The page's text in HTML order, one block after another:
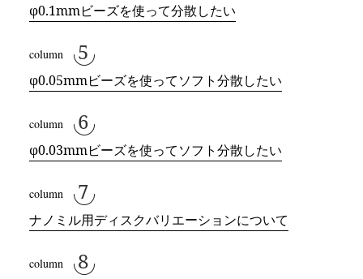
φ0.1mmビーズを使って分散したい
φ0.05mmビーズを使ってソフト分散したい
φ0.03mmビーズを使ってソフト分散したい
ナノミル用ディスクバリエーションについて